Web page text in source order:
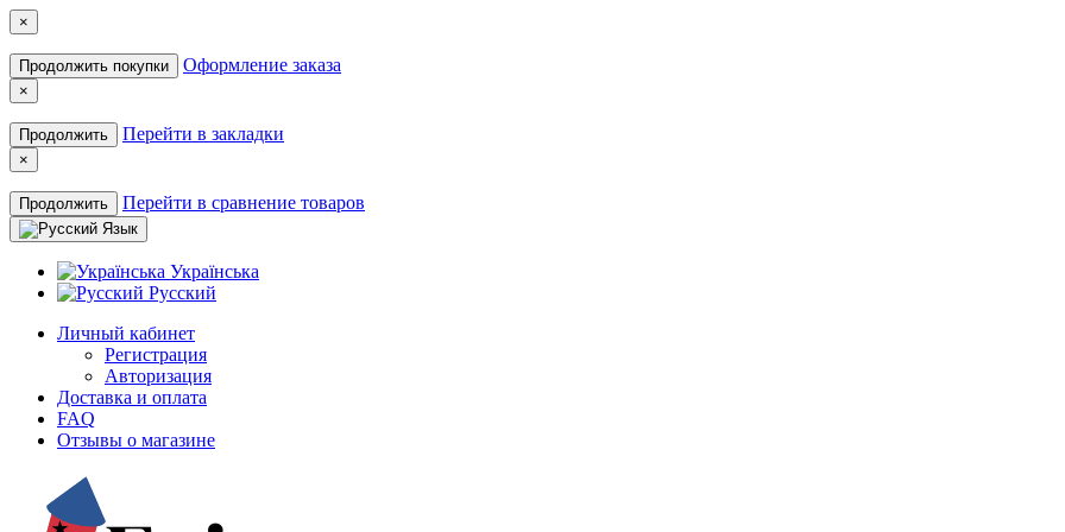
×
Продолжить покупки Оформление заказа
×
Продолжить Перейти в закладки
×
Продолжить Перейти в сравнение товаров
Язык
Українська
Русский
Личный кабинет
Регистрация
Авторизация
Доставка и оплата
FAQ
Отзывы о магазине